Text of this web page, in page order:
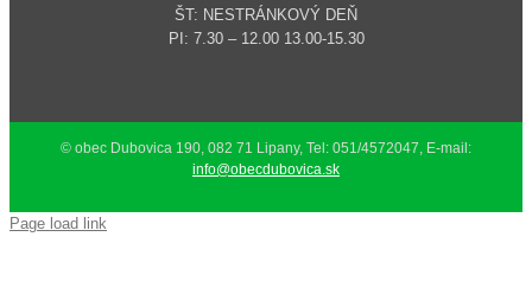
ŠT: NESTRÁNKOVÝ DEŇ
PI: 7.30 – 12.00 13.00-15.30
© obec Dubovica 190, 082 71 Lipany, Tel: 051/4572047, E-mail:
info@obecdubovica.sk
Page load link